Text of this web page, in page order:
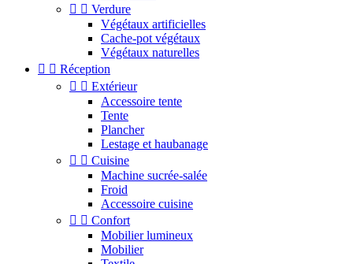
  Verdure
Végétaux artificielles
Cache-pot végétaux
Végétaux naturelles
  Réception
  Extérieur
Accessoire tente
Tente
Plancher
Lestage et haubanage
  Cuisine
Machine sucrée-salée
Froid
Accessoire cuisine
  Confort
Mobilier lumineux
Mobilier